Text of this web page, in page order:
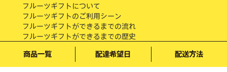
フルーツギフトについて
フルーツギフトのご利用シーン
フルーツギフトができるまでの流れ
フルーツギフトができるまでの歴史
フルーツ百科事典
メディア掲載
商品一覧 配達希望日 配送方法